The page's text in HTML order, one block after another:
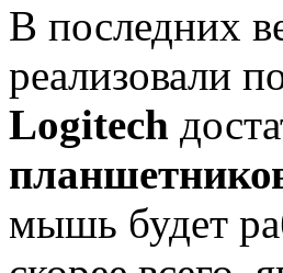
В последних
реализовали
Logitech
мышь будет